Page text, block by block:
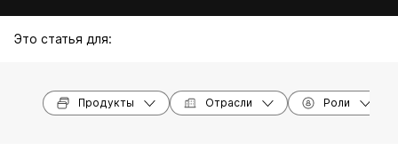
Это статья для:
Продукты Отрасли Роли